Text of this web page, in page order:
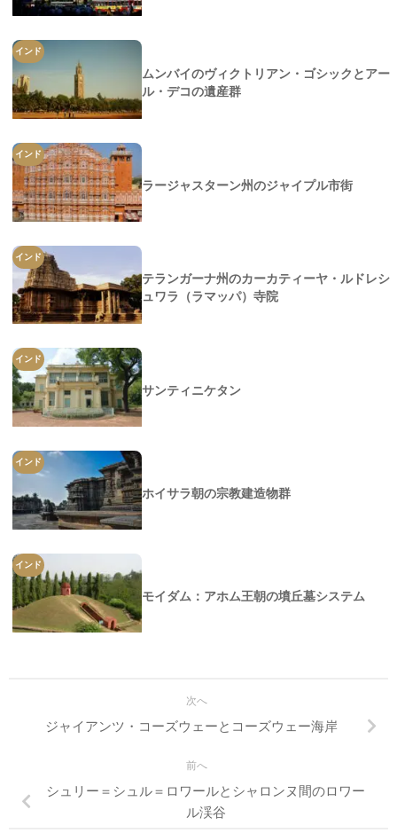
インド
ムンバイのヴィクトリアン・ゴシックとアー
ル・デコの遺産群
インド
ラージャスターン州のジャイプル市街
インド
テランガーナ州のカーカティーヤ・ルドレシ
ュワラ（ラマッパ）寺院
インド
サンティニケタン
インド
ホイサラ朝の宗教建造物群
インド
モイダム：アホム王朝の墳丘墓システム
次へ
ジャイアンツ・コーズウェーとコーズウェー海岸
前へ
シュリー＝シュル＝ロワールとシャロンヌ間のロワー
ル渓谷